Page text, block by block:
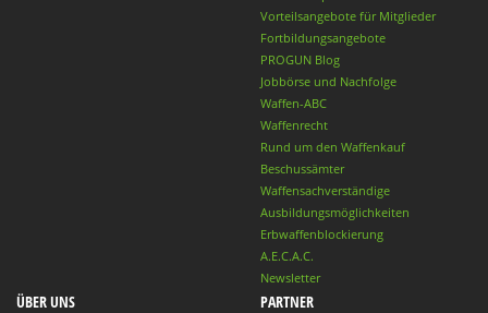
Vorteilsangebote für Mitglieder
Fortbildungsangebote
PROGUN Blog
Jobbörse und Nachfolge
Waffen-ABC
Waffenrecht
Rund um den Waffenkauf
Beschussämter
Waffensachverständige
Ausbildungsmöglichkeiten
Erbwaffenblockierung
A.E.C.A.C.
Newsletter
ÜBER UNS PARTNER